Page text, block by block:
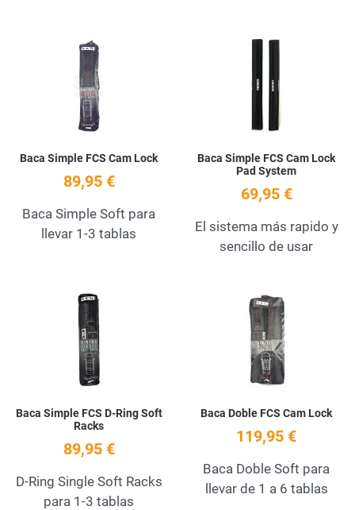
Add to Wishlist
Baca Simple FCS Cam Lock
89,95 €
Baca Simple Soft para
llevar 1-3 tablas
Baca Simple FCS Cam Lock
Pad System
69,95 €
El sistema más rapido y
sencillo de usar
Add to Wishlist
Baca Simple FCS D-Ring Soft
Racks
89,95 €
D-Ring Single Soft Racks
para 1-3 tablas
Baca Doble FCS Cam Lock
119,95 €
Baca Doble Soft para
llevar de 1 a 6 tablas